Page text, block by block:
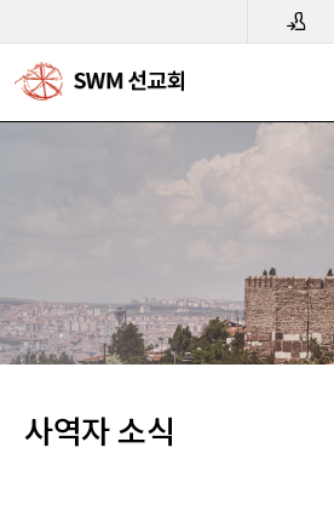
메뉴 건너뛰기
사역자 소식